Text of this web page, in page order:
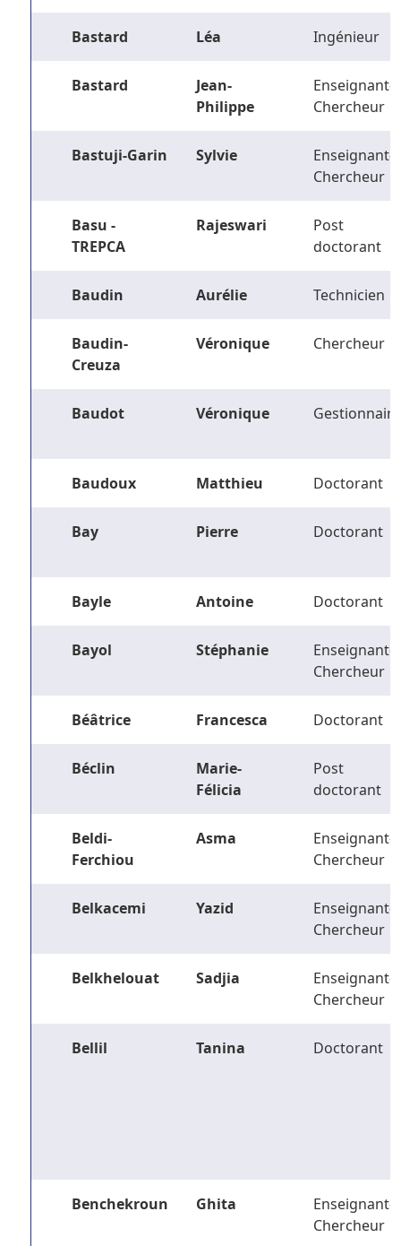
Bastard Léa Ingénieur
Bastard
Jean-
Philippe
Enseignant-
Chercheur
Bastuji-Garin Sylvie
Enseignant-
Chercheur
Basu -
TREPCA
Rajeswari
Post
doctorant
Baudin Aurélie Technicien
Baudin-
Creuza
Véronique Chercheur
Baudot Véronique Gestionnaire
Baudoux Matthieu Doctorant
Bay Pierre Doctorant
Bayle Antoine Doctorant
Bayol Stéphanie
Enseignant-
Chercheur
Béâtrice Francesca Doctorant
Béclin
Marie-
Félicia
Post
doctorant
Beldi-
Ferchiou
Asma
Enseignant-
Chercheur
Belkacemi Yazid
Enseignant-
Chercheur
Belkhelouat Sadjia
Enseignant-
Chercheur
Bellil Tanina Doctorant
Benchekroun Ghita
Enseignant-
Chercheur